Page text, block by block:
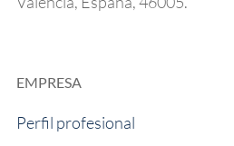
EMPRESA
Perfil profesional